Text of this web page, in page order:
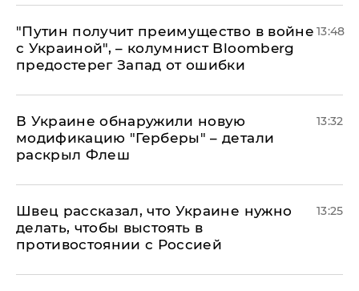
"Путин получит преимущество в войне
с Украиной", – колумнист Bloomberg
предостерег Запад от ошибки
13:48
В Украине обнаружили новую
модификацию "Герберы" – детали
раскрыл Флеш
13:32
Швец рассказал, что Украине нужно
делать, чтобы выстоять в
противостоянии с Россией
13:25